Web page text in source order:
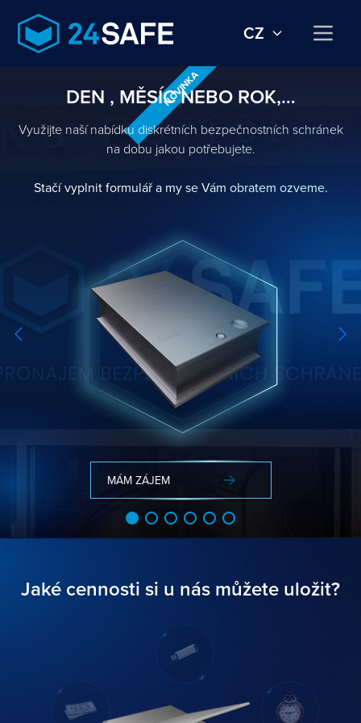
CZ
DEN , MĚSÍC NEBO ROK,…
Využijte naší nabídku diskrétních bezpečnostních schránek
na dobu jakou potřebujete.
Stačí vyplnit formulář a my se Vám obratem ozveme.
MÁM ZÁJEM
NOVINKA
JAK TO FUNGUJE
VÍCE INFORMACÍ
VÍCE INFORMACÍ
VÍCE INFORMACÍ
VÍCE INFORMACÍ
Jaké cennosti si u nás můžete uložit?